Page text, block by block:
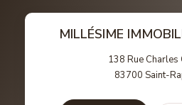
MILLÉSIME
138 Rue Charles
83700 Saint-